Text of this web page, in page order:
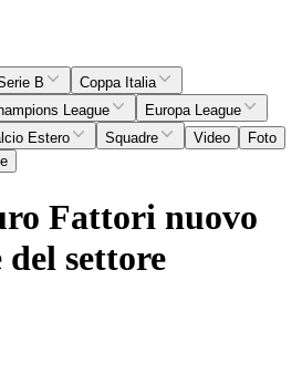
B
Coppa Italia
League
Europa League
Estero Squadre Video
Foto
Fattori nuovo
del settore